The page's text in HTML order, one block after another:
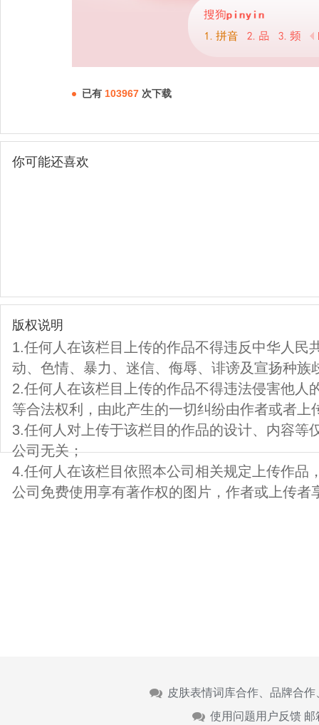
已有 103967 次下载
你可能还喜欢
版权说明
1.任何人在该栏目上传的作品不得违反中华人民
动、色情、暴力、迷信、侮辱、诽谤及宣扬种族
2.任何人在该栏目上传的作品不得违法侵害他人
等合法权利，由此产生的一切纠纷由作者或者上
3.任何人对上传于该栏目的作品的设计、内容等
公司无关；
4.任何人在该栏目依照本公司相关规定上传作品
公司免费使用享有著作权的图片，作者或上传者
皮肤表情词库合作、品牌合
使用问题用户反馈 邮